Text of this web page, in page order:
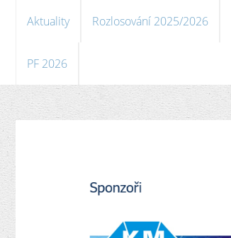
Aktuality Rozlosování 2025/2026
PF 2026